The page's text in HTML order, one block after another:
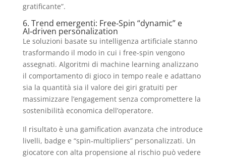
gratificante”.
6. Trend emergenti: Free‑Spin “dynamic” e
AI‑driven personalization
Le soluzioni basate su intelligenza artificiale stanno
trasformando il modo in cui i free‑spin vengono
assegnati. Algoritmi di machine learning analizzano
il comportamento di gioco in tempo reale e adattano
sia la quantità sia il valore dei giri gratuiti per
massimizzare l’engagement senza compromettere la
sostenibilità economica dell’operatore.
Il risultato è una gamification avanzata che introduce
livelli, badge e “spin‑multipliers” personalizzati. Un
giocatore con alta propensione al rischio può vedere